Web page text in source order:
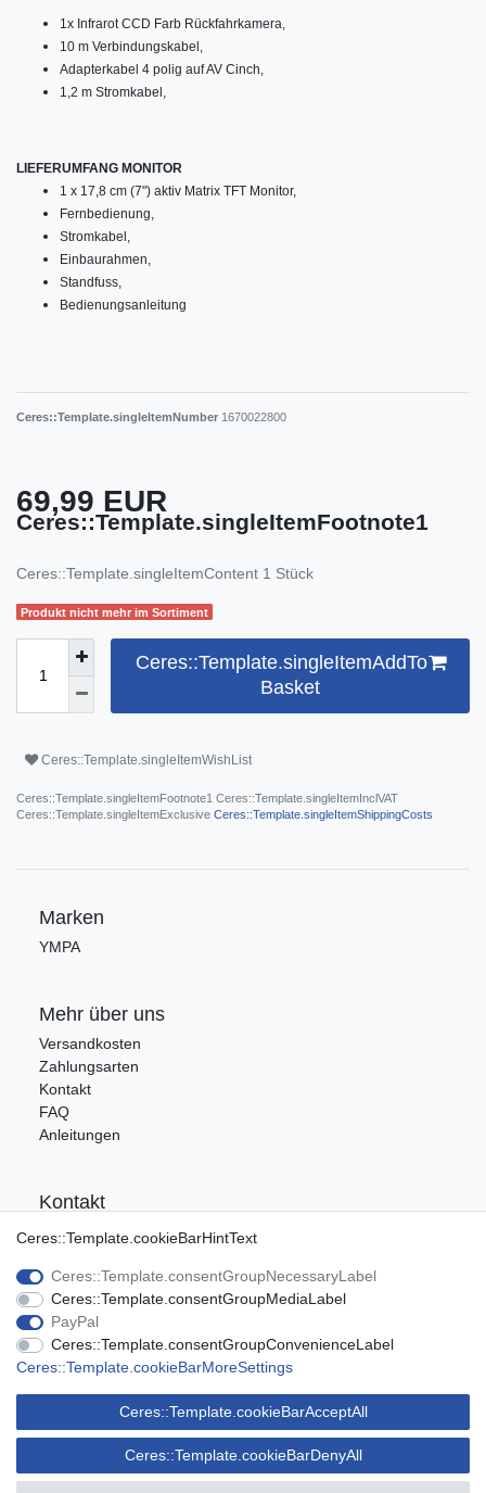
1x Infrarot CCD Farb Rückfahrkamera,
10 m Verbindungskabel,
Adapterkabel 4 polig auf AV Cinch,
1,2 m Stromkabel,
LIEFERUMFANG MONITOR
1 x 17,8 cm (7") aktiv Matrix TFT Monitor,
Fernbedienung,
Stromkabel,
Einbaurahmen,
Standfuss,
Bedienungsanleitung
Ceres::Template.singleItemNumber 1670022800
69,99 EUR
Ceres::Template.singleItemFootnote1
Ceres::Template.singleItemContent 1 Stück
Produkt nicht mehr im Sortiment
Ceres::Template.singleItemAddTo
Basket
Ceres::Template.singleItemWishList
Ceres::Template.singleItemFootnote1 Ceres::Template.singleItemInclVAT
Ceres::Template.singleItemExclusive Ceres::Template.singleItemShippingCosts
Marken
YMPA
Mehr über uns
Versandkosten
Zahlungsarten
Kontakt
FAQ
Anleitungen
Kontakt
Tel.: 09176/9986400
Rechtliches
Datenschutz
Widerrufsrecht
AGB
by CA-Audio Ltd & CO KG | Alle Rechte vorbehalten.
Ceres::Template.cookieBarHintText
Ceres::Template.consentGroupNecessaryLabel
Ceres::Template.consentGroupMediaLabel
PayPal
Ceres::Template.consentGroupConvenienceLabel
Ceres::Template.cookieBarMoreSettings
Ceres::Template.cookieBarAcceptAll
Ceres::Template.cookieBarDenyAll